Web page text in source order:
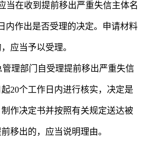
当在收到提前移出严重失信主体名
内作出是否受理的决定。申请材料
应当予以受理。
理部门自受理提前移出严重失信
20个工作日内进行核实，决定是
作决定书并按照有关规定送达被
移出的，应当说明理由。